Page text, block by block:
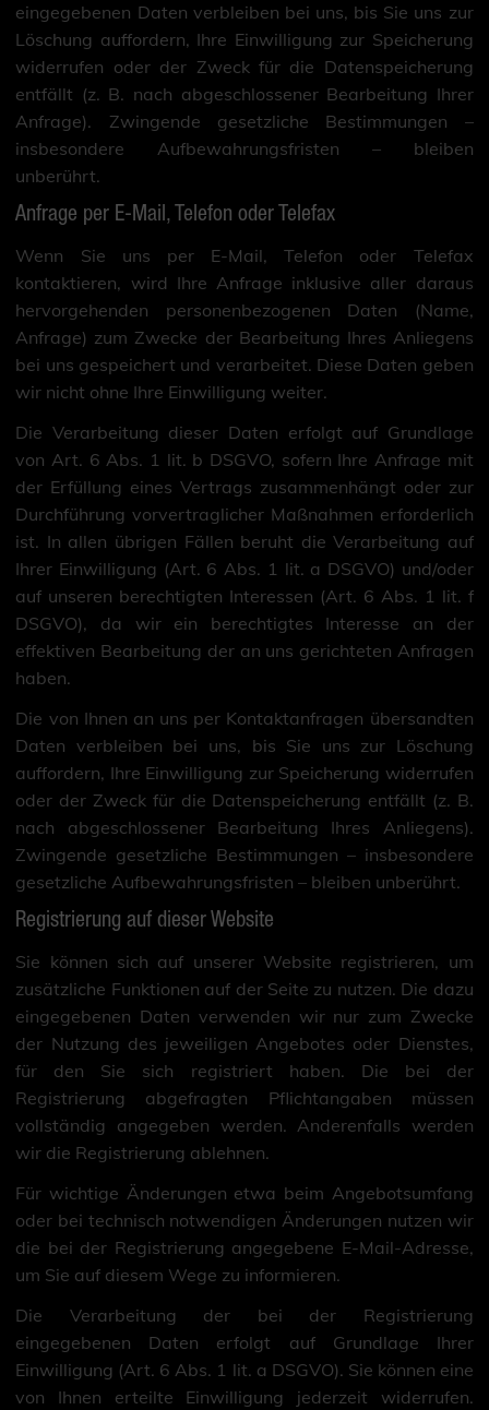
eingegebenen Daten verbleiben bei uns, bis Sie uns zur
Löschung auffordern, Ihre Einwilligung zur Speicherung
widerrufen oder der Zweck für die Datenspeicherung
entfällt (z. B. nach abgeschlossener Bearbeitung Ihrer
Anfrage). Zwingende gesetzliche Bestimmungen –
insbesondere Aufbewahrungsfristen – bleiben
unberührt.
Anfrage per E-Mail, Telefon oder Telefax
Wenn Sie uns per E-Mail, Telefon oder Telefax
kontaktieren, wird Ihre Anfrage inklusive aller daraus
hervorgehenden personenbezogenen Daten (Name,
Anfrage) zum Zwecke der Bearbeitung Ihres Anliegens
bei uns gespeichert und verarbeitet. Diese Daten geben
wir nicht ohne Ihre Einwilligung weiter.
Die Verarbeitung dieser Daten erfolgt auf Grundlage
von Art. 6 Abs. 1 lit. b DSGVO, sofern Ihre Anfrage mit
der Erfüllung eines Vertrags zusammenhängt oder zur
Durchführung vorvertraglicher Maßnahmen erforderlich
ist. In allen übrigen Fällen beruht die Verarbeitung auf
Ihrer Einwilligung (Art. 6 Abs. 1 lit. a DSGVO) und/oder
auf unseren berechtigten Interessen (Art. 6 Abs. 1 lit. f
DSGVO), da wir ein berechtigtes Interesse an der
effektiven Bearbeitung der an uns gerichteten Anfragen
haben.
Die von Ihnen an uns per Kontaktanfragen übersandten
Daten verbleiben bei uns, bis Sie uns zur Löschung
auffordern, Ihre Einwilligung zur Speicherung widerrufen
oder der Zweck für die Datenspeicherung entfällt (z. B.
nach abgeschlossener Bearbeitung Ihres Anliegens).
Zwingende gesetzliche Bestimmungen – insbesondere
gesetzliche Aufbewahrungsfristen – bleiben unberührt.
Registrierung auf dieser Website
Sie können sich auf unserer Website registrieren, um
zusätzliche Funktionen auf der Seite zu nutzen. Die dazu
eingegebenen Daten verwenden wir nur zum Zwecke
der Nutzung des jeweiligen Angebotes oder Dienstes,
für den Sie sich registriert haben. Die bei der
Registrierung abgefragten Pflichtangaben müssen
vollständig angegeben werden. Anderenfalls werden
wir die Registrierung ablehnen.
Für wichtige Änderungen etwa beim Angebotsumfang
oder bei technisch notwendigen Änderungen nutzen wir
die bei der Registrierung angegebene E-Mail-Adresse,
um Sie auf diesem Wege zu informieren.
Die Verarbeitung der bei der Registrierung
eingegebenen Daten erfolgt auf Grundlage Ihrer
Einwilligung (Art. 6 Abs. 1 lit. a DSGVO). Sie können eine
von Ihnen erteilte Einwilligung jederzeit widerrufen.